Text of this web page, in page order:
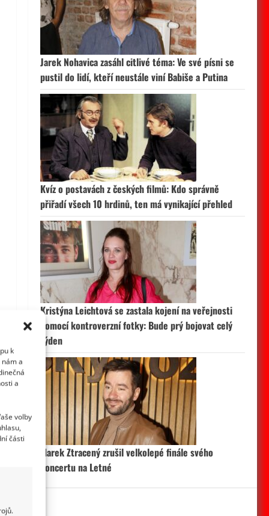
k
a
a
volby
části
Jarek Nohavica zasáhl citlivé téma: Ve své písni se
pustil do lidí, kteří neustále viní Babiše a Putina
Kvíz o postavách z českých filmů: Kdo správně
přiřadí všech 10 hrdinů, ten má vynikající přehled
Kristýna Leichtová se zastala kojení na veřejnosti
pomocí kontroverzní fotky: Bude prý bojovat celý
týden
Marek Ztracený zrušil velkolepé finále svého
koncertu na Letné